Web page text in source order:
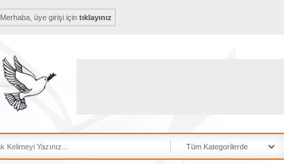
Merhaba, üye girişi için tıklayınız